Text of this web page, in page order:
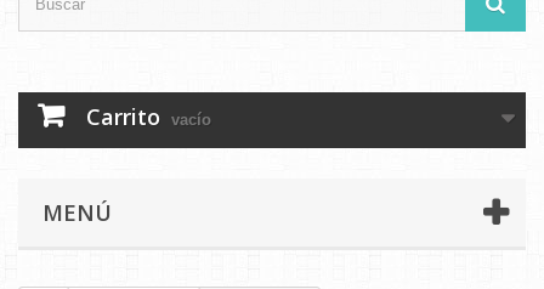
Carrito vacío
MENÚ